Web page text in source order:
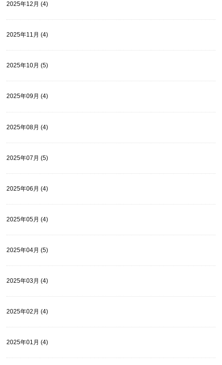
2025年12月 (4)
2025年11月 (4)
2025年10月 (5)
2025年09月 (4)
2025年08月 (4)
2025年07月 (5)
2025年06月 (4)
2025年05月 (4)
2025年04月 (5)
2025年03月 (4)
2025年02月 (4)
2025年01月 (4)